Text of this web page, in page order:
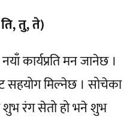
तु, ते)
कार्यप्रति मन जानेछ ।
सहयोग मिल्नेछ । सोचेका
रंग सेतो हो भने शुभ